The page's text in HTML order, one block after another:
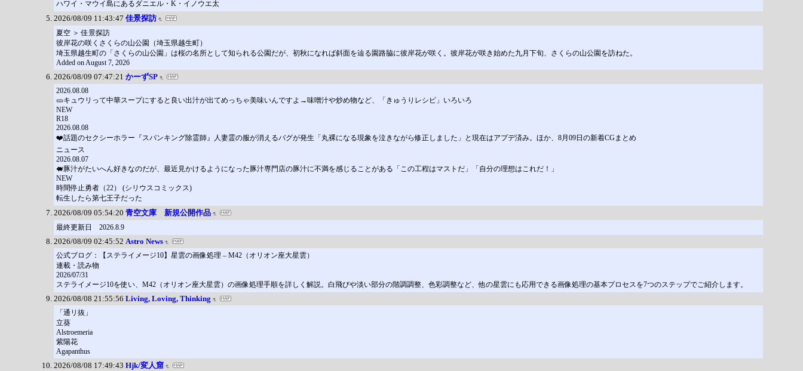
ハワイ・マウイ島にあるダニエル・K・イノウエ太
2026/08/09 11:43:47 佳景探訪
夏空 ＞ 佳景探訪
彼岸花の咲くさくらの山公園（埼玉県越生町）
埼玉県越生町の「さくらの山公園」は桜の名所として知られる公園だが、初秋になれば斜面を辿る園路脇に彼岸花が咲く。彼岸花が咲き始めた九月下旬、さくらの山公園を訪ねた。
Added on August 7, 2026
2026/08/09 07:47:21 かーずSP
2026.08.08
🥒キュウリって中華スープにすると良い出汁が出てめっちゃ美味いんですよ→味噌汁や炒め物など、「きゅうりレシピ」いろいろ
NEW
R18
2026.08.08
❤️話題のセクシーホラー『スパンキング除霊師』人妻霊の服が消えるバグが発生「丸裸になる現象を泣きながら修正しました」と現在はアプデ済み。ほか、8月09日の新着CGまとめ
ニュース
2026.08.07
🐖豚汁がたいへん好きなのだが、最近見かけるようになった豚汁専門店の豚汁に不満を感じることがある「この工程はマストだ」「自分の理想はこれだ！」
NEW
時間停止勇者（22） (シリウスコミックス)
転生したら第七王子だった
2026/08/09 05:54:20 青空文庫 新規公開作品
最終更新日 2026.8.9
2026/08/09 02:45:52 Astro News
公式ブログ：【ステライメージ10】星雲の画像処理 – M42（オリオン座大星雲）
連載・読み物
2026/07/31
ステライメージ10を使い、M42（オリオン座大星雲）の画像処理手順を詳しく解説。白飛びや淡い部分の階調調整、色彩調整など、他の星雲にも応用できる画像処理の基本プロセスを7つのステップでご紹介します。
2026/08/08 21:55:56 Living, Loving, Thinking
「通リ抜」
立葵
Alstroemeria
紫陽花
Agapanthus
2026/08/08 17:49:43 Hjk/変人窟